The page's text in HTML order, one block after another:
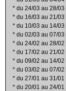
* du 24/03 au 28/03
* du 16/03 au 21/03
* du 10/03 au 14/03
* du 02/03 au 07/03
* du 24/02 au 28/02
* du 17/02 au 21/02
* du 09/02 au 14/02
* du 03/02 au 07/02
* du 27/01 au 31/01
* du 20/01 au 24/01